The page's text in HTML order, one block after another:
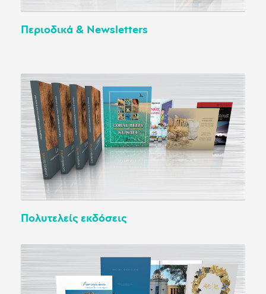
Περιοδικά & Newsletters
Πολυτελείς εκδόσεις